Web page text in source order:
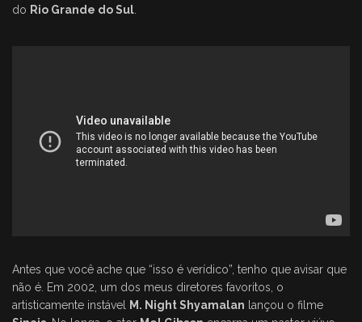
do Rio Grande do Sul
Antes que você ache que “isso é verídico”, tenho que avisar que
não é. Em 2002, um dos meus diretores favoritos, o
artisticamente instável M. Night Shyamalan lançou o filme